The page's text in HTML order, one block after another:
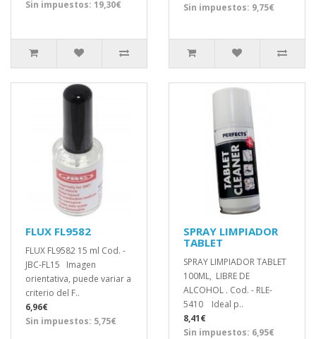
Sin impuestos: 19,30€
Sin impuestos: 9,75€
FLUX FL9582
FLUX FL9582 15 ml Cod. -
JBC-FL15 Imagen
orientativa, puede variar a
criterio del F..
6,96€
Sin impuestos: 5,75€
SPRAY LIMPIADOR
TABLET
SPRAY LIMPIADOR TABLET
100ML, LIBRE DE
ALCOHOL . Cod. - RLE-
5410 Ideal p..
8,41€
Sin impuestos: 6,95€